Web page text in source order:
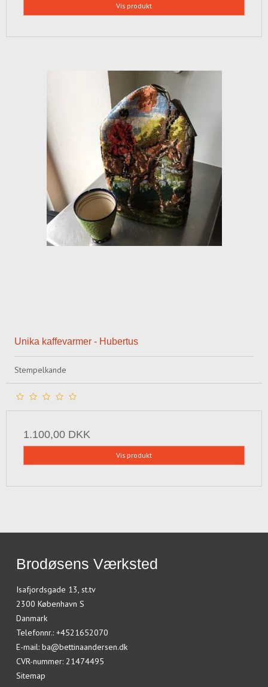
Vis produkt
Unika kaffevarmer - Hubertus
Stempelkande
1.100,00 DKK
Vis produkt
Brodøsens Værksted
Isafjordsgade 13, st.tv
2300 København S
Danmark
Telefonnr.: +4521652070
E-mail: ba@bettinaandersen.dk
CVR-nummer: 21474495
Sitemap